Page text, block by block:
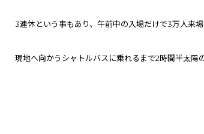
3連休という事もあり、午前中の入場だけで3万人来
現地へ向かうシャトルバスに乗れるまで2時間半太陽